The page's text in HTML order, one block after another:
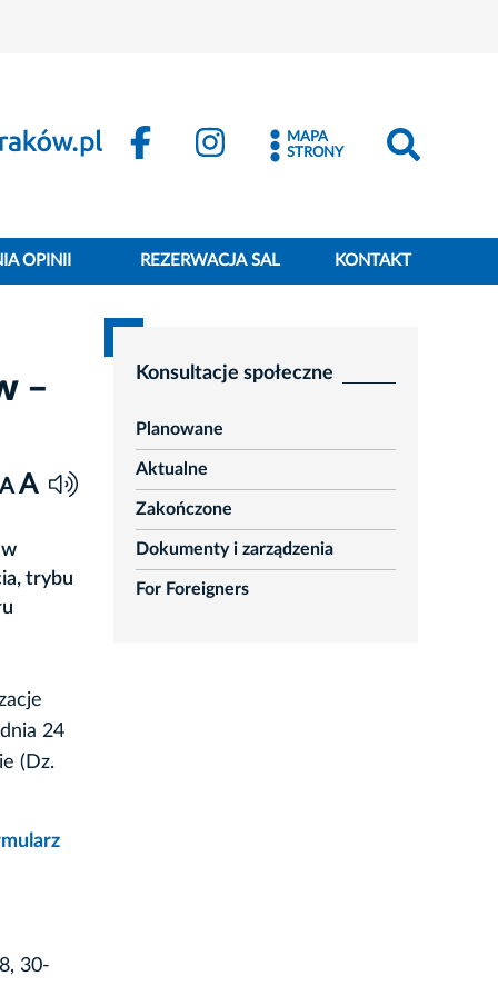
MAPA
STRONY
OPINII REZERWACJA SAL KONTAKT
–
A A
trybu
24
(Dz.
30-
Konsultacje społeczne
Planowane
Aktualne
Zakończone
Dokumenty i zarządzenia
For Foreigners